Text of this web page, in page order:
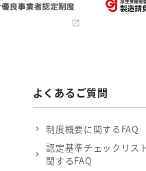
よくあるご質問
制度概要に関するFAQ
認定基準チェックリス
関するFAQ